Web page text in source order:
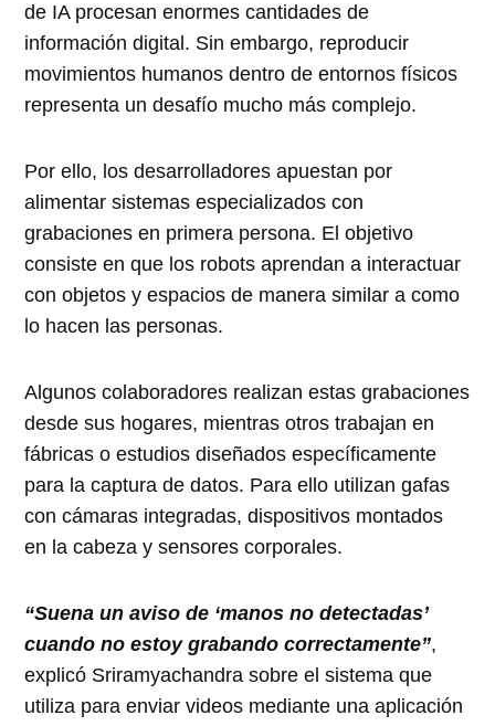
de IA procesan enormes cantidades de
información digital. Sin embargo, reproducir
movimientos humanos dentro de entornos físicos
representa un desafío mucho más complejo.
Por ello, los desarrolladores apuestan por
alimentar sistemas especializados con
grabaciones en primera persona. El objetivo
consiste en que los robots aprendan a interactuar
con objetos y espacios de manera similar a como
lo hacen las personas.
Algunos colaboradores realizan estas grabaciones
desde sus hogares, mientras otros trabajan en
fábricas o estudios diseñados específicamente
para la captura de datos. Para ello utilizan gafas
con cámaras integradas, dispositivos montados
en la cabeza y sensores corporales.
“Suena un aviso de ‘manos no detectadas’
cuando no estoy grabando correctamente”,
explicó Sriramyachandra sobre el sistema que
utiliza para enviar videos mediante una aplicación